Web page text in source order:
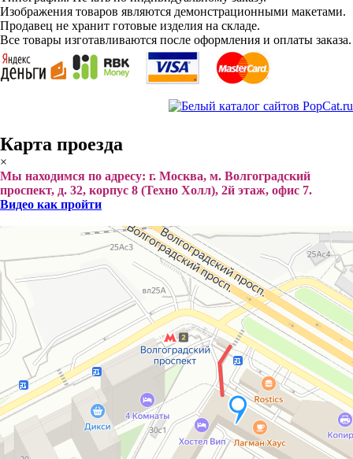
Изображения товаров являются демонстрационными макетами.
Продавец не хранит готовые изделия на складе.
Все товары изготавливаются после оформления и оплаты заказа.
Карта проезда
×
Мы находимся по адресу: г. Москва, м. Волгоградский
проспект, д. 32, корпус 8 (Техно Холл), 2й этаж, офис 7.
Видео как пройти